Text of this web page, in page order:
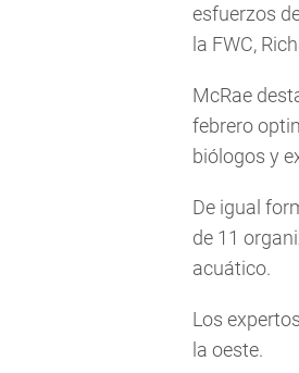
esfuerzos
la FWC,
McRae
febrero
biólogos y
De igual
de 11
acuático.
Los
la oeste.